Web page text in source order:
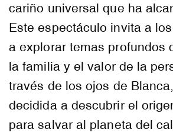
cariño universal que ha
Este espectáculo invita a
a explorar temas profundos
la familia y el valor de la
través de los ojos de
decidida a descubrir el
para salvar al planeta del